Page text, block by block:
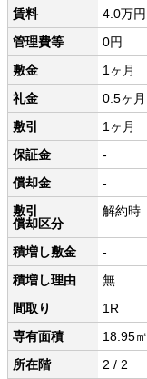
賃料
4.0万円
管理費等
0円
敷金
1ヶ月
礼金
0.5ヶ月
敷引
1ヶ月
保証金
-
償却金
-
敷引
償却区分
解約時
積増し敷金
-
積増し理由
無
間取り
1R
専有面積
18.95㎡
所在階
2 / 2